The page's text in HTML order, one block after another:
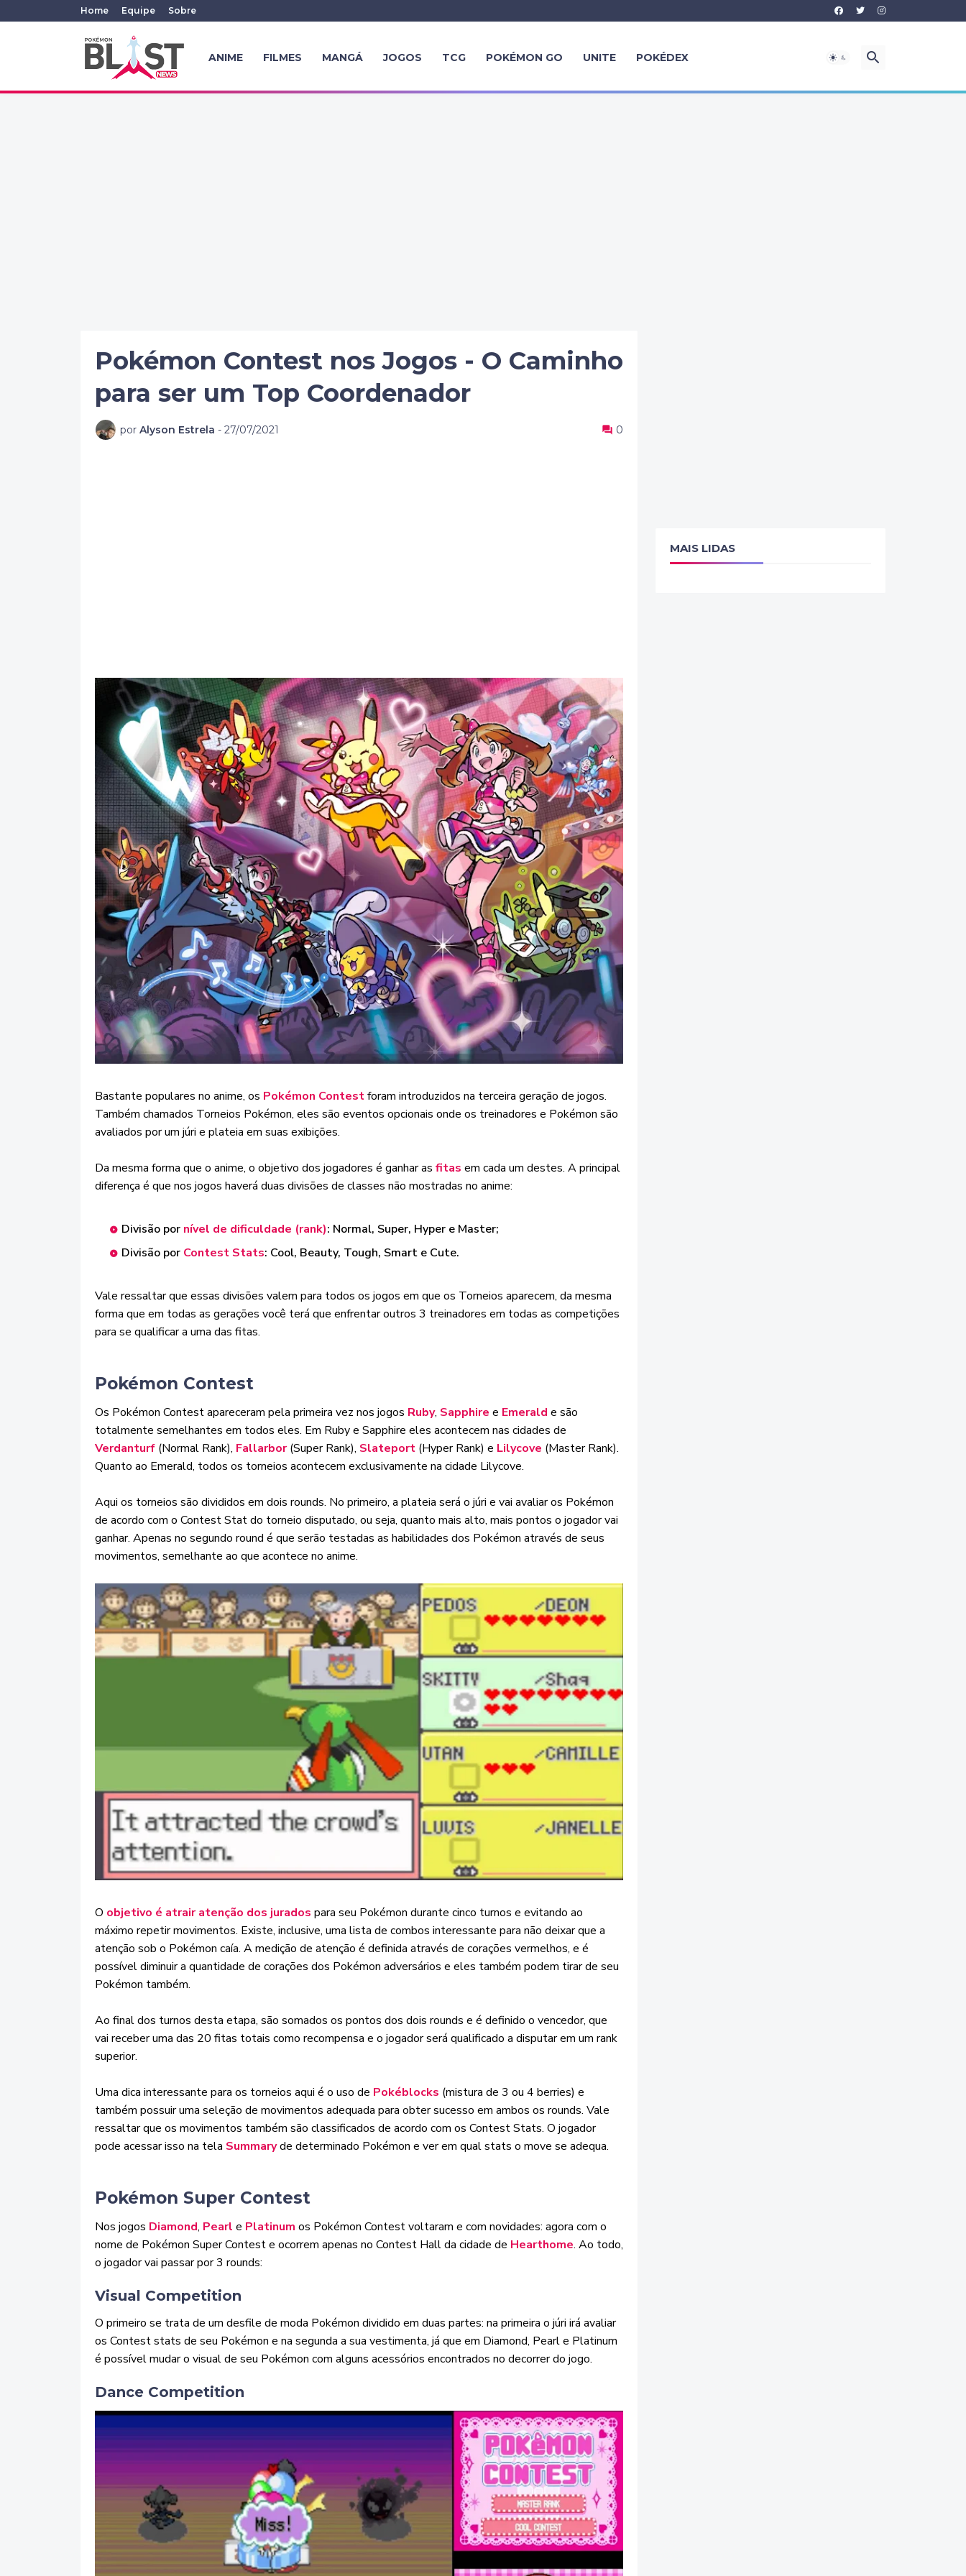
Home Equipe Sobre
ANIME FILMES MANGÁ JOGOS TCG POKÉMON GO UNITE POKÉDEX
Pokémon Contest nos Jogos - O Caminho
para ser um Top Coordenador
por Alyson Estrela - 27/07/2021 0
Bastante populares no anime, os Pokémon Contestforam introduzidos na terceira geração de jogos.
Também chamados Torneios Pokémon, eles são eventos opcionais onde os treinadores e Pokémon são
avaliados por um júri e plateia em suas exibições.
Da mesma forma que o anime, o objetivo dos jogadores é ganhar as fitas em cada um destes. A principal
diferença é que nos jogos haverá duas divisões de classes não mostradas no anime:
Divisão por nível de dificuldade (rank): Normal, Super, Hyper e Master;
Divisão por Contest Stats: Cool, Beauty, Tough, Smart e Cute.
Vale ressaltar que essas divisões valem para todos os jogos em que os Torneios aparecem, da mesma
forma que em todas as gerações você terá que enfrentar outros 3 treinadores em todas as competições
para se qualificar a uma das fitas.
Pokémon Contest
Os Pokémon Contest apareceram pela primeira vez nos jogos Ruby, Sapphire e Emerald e são
totalmente semelhantes em todos eles. Em Ruby e Sapphire eles acontecem nas cidades de
Verdanturf (Normal Rank), Fallarbor(Super Rank), Slateport (Hyper Rank) e Lilycove (Master Rank).
Quanto ao Emerald, todos os torneios acontecem exclusivamente na cidade Lilycove.
Aqui os torneios são divididos em dois rounds. No primeiro, a plateia será o júri e vai avaliar os Pokémon
de acordo com o Contest Stat do torneio disputado, ou seja, quanto mais alto, mais pontos o jogador vai
ganhar. Apenas no segundo round é que serão testadas as habilidades dos Pokémon através de seus
movimentos, semelhante ao que acontece no anime.
O objetivo é atrair atenção dos jurados para seu Pokémon durante cinco turnos e evitando ao
máximo repetir movimentos. Existe, inclusive, uma lista de combos interessante para não deixar que a
atenção sob o Pokémon caía. A medição de atenção é definida através de corações vermelhos, e é
possível diminuir a quantidade de corações dos Pokémon adversários e eles também podem tirar de seu
Pokémon também.
Ao final dos turnos desta etapa, são somados os pontos dos dois rounds e é definido o vencedor, que
vai receber uma das 20 fitas totais como recompensa e o jogador será qualificado a disputar em um rank
superior.
Uma dica interessante para os torneios aqui é o uso de Pokéblocks (mistura de 3 ou 4 berries) e
também possuir uma seleção de movimentos adequada para obter sucesso em ambos os rounds. Vale
ressaltar que os movimentos também são classificados de acordo com os Contest Stats. O jogador
pode acessar isso na tela Summaryde determinado Pokémon e ver em qual stats o move se adequa.
Pokémon Super Contest
Nos jogos Diamond, Pearl e Platinum os Pokémon Contest voltaram e com novidades: agora com o
nome de Pokémon Super Contest e ocorrem apenas no Contest Hall da cidade de Hearthome. Ao todo,
o jogador vai passar por 3 rounds:
Visual Competition
O primeiro se trata de um desfile de moda Pokémon dividido em duas partes: na primeira o júri irá avaliar
os Contest stats de seu Pokémon e na segunda a sua vestimenta, já que em Diamond, Pearl e Platinum
é possível mudar o visual de seu Pokémon com alguns acessórios encontrados no decorrer do jogo.
Dance Competition
MAIS LIDAS